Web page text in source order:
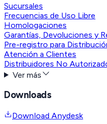
Sucursales
Frecuencias de Uso Libre
Homologaciones
Garantías, Devoluciones y
Pre-registro para
Atención a Clientes
Distribuidores No
Ver más
Downloads
Download Anydesk